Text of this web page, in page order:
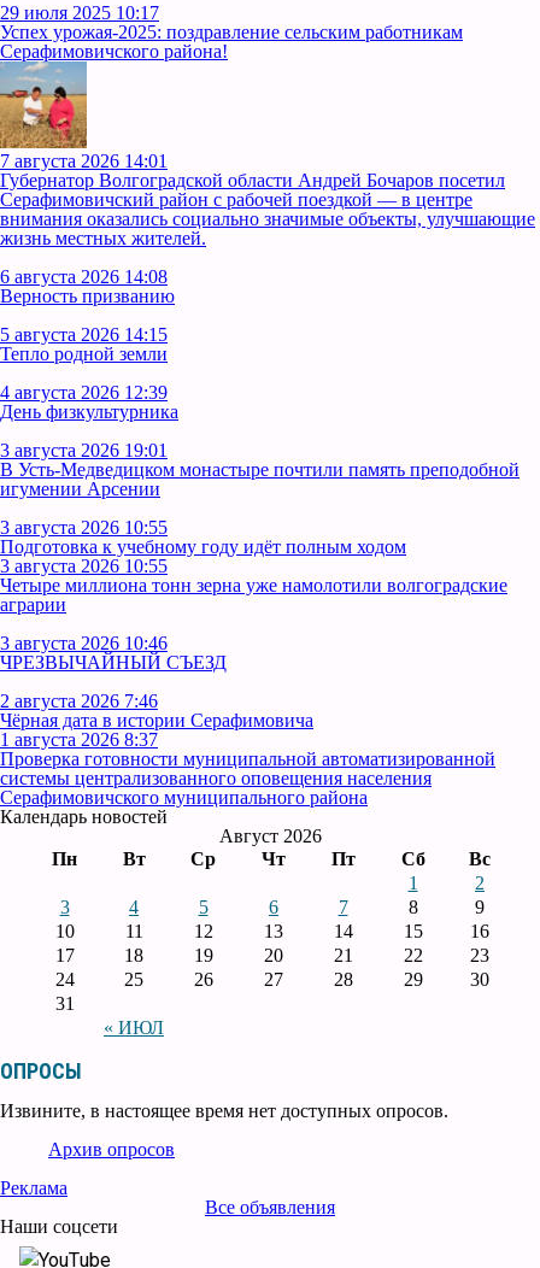
29 июля 2025 10:17
Успех урожая-2025: поздравление сельским работникам
Серафимовичского района!
7 августа 2026 14:01
Губернатор Волгоградской области Андрей Бочаров посетил
Серафимовичский район с рабочей поездкой — в центре
внимания оказались социально значимые объекты, улучшающие
жизнь местных жителей.
6 августа 2026 14:08
Верность призванию
5 августа 2026 14:15
Тепло родной земли
4 августа 2026 12:39
День физкультурника
3 августа 2026 19:01
В Усть‑Медведицком монастыре почтили память преподобной
игумении Арсении
3 августа 2026 10:55
Подготовка к учебному году идёт полным ходом
3 августа 2026 10:55
Четыре миллиона тонн зерна уже намолотили волгоградские
аграрии
3 августа 2026 10:46
ЧРЕЗВЫЧАЙНЫЙ СЪЕЗД
2 августа 2026 7:46
Чёрная дата в истории Серафимовича
1 августа 2026 8:37
Проверка готовности муниципальной автоматизированной
системы централизованного оповещения населения
Серафимовичского муниципального района
Календарь новостей
Август 2026
Пн
Вт Ср Чт Пт Сб Вс
« ИЮЛ
1
2
3
4 5 6 7 8
9
10
11 12 13 14 15
16
17
18 19 20 21 22
23
24
25 26 27 28 29
30
31
ОПРОСЫ
Извините, в настоящее время нет доступных опросов.
Архив опросов
Реклама
Все объявления
Наши соцсети
YouTube